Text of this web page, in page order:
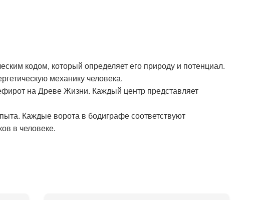
кодом, который определяет его природу и потенциал.
механику человека.
на Древе Жизни. Каждый центр представляет
Каждые ворота в бодиграфе соответствуют
в человеке.